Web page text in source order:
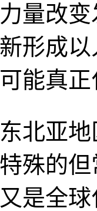
量改
形成
能真
北亚
殊的
是全